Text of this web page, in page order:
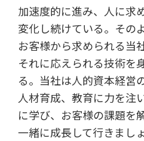
加速度的に進み、人に求
変化し続けている。その
お客様から求められる当
それに応えられる技術を
る。当社は人的資本経営
人材育成、教育に力を注
に学び、お客様の課題を
一緒に成長して行きまし